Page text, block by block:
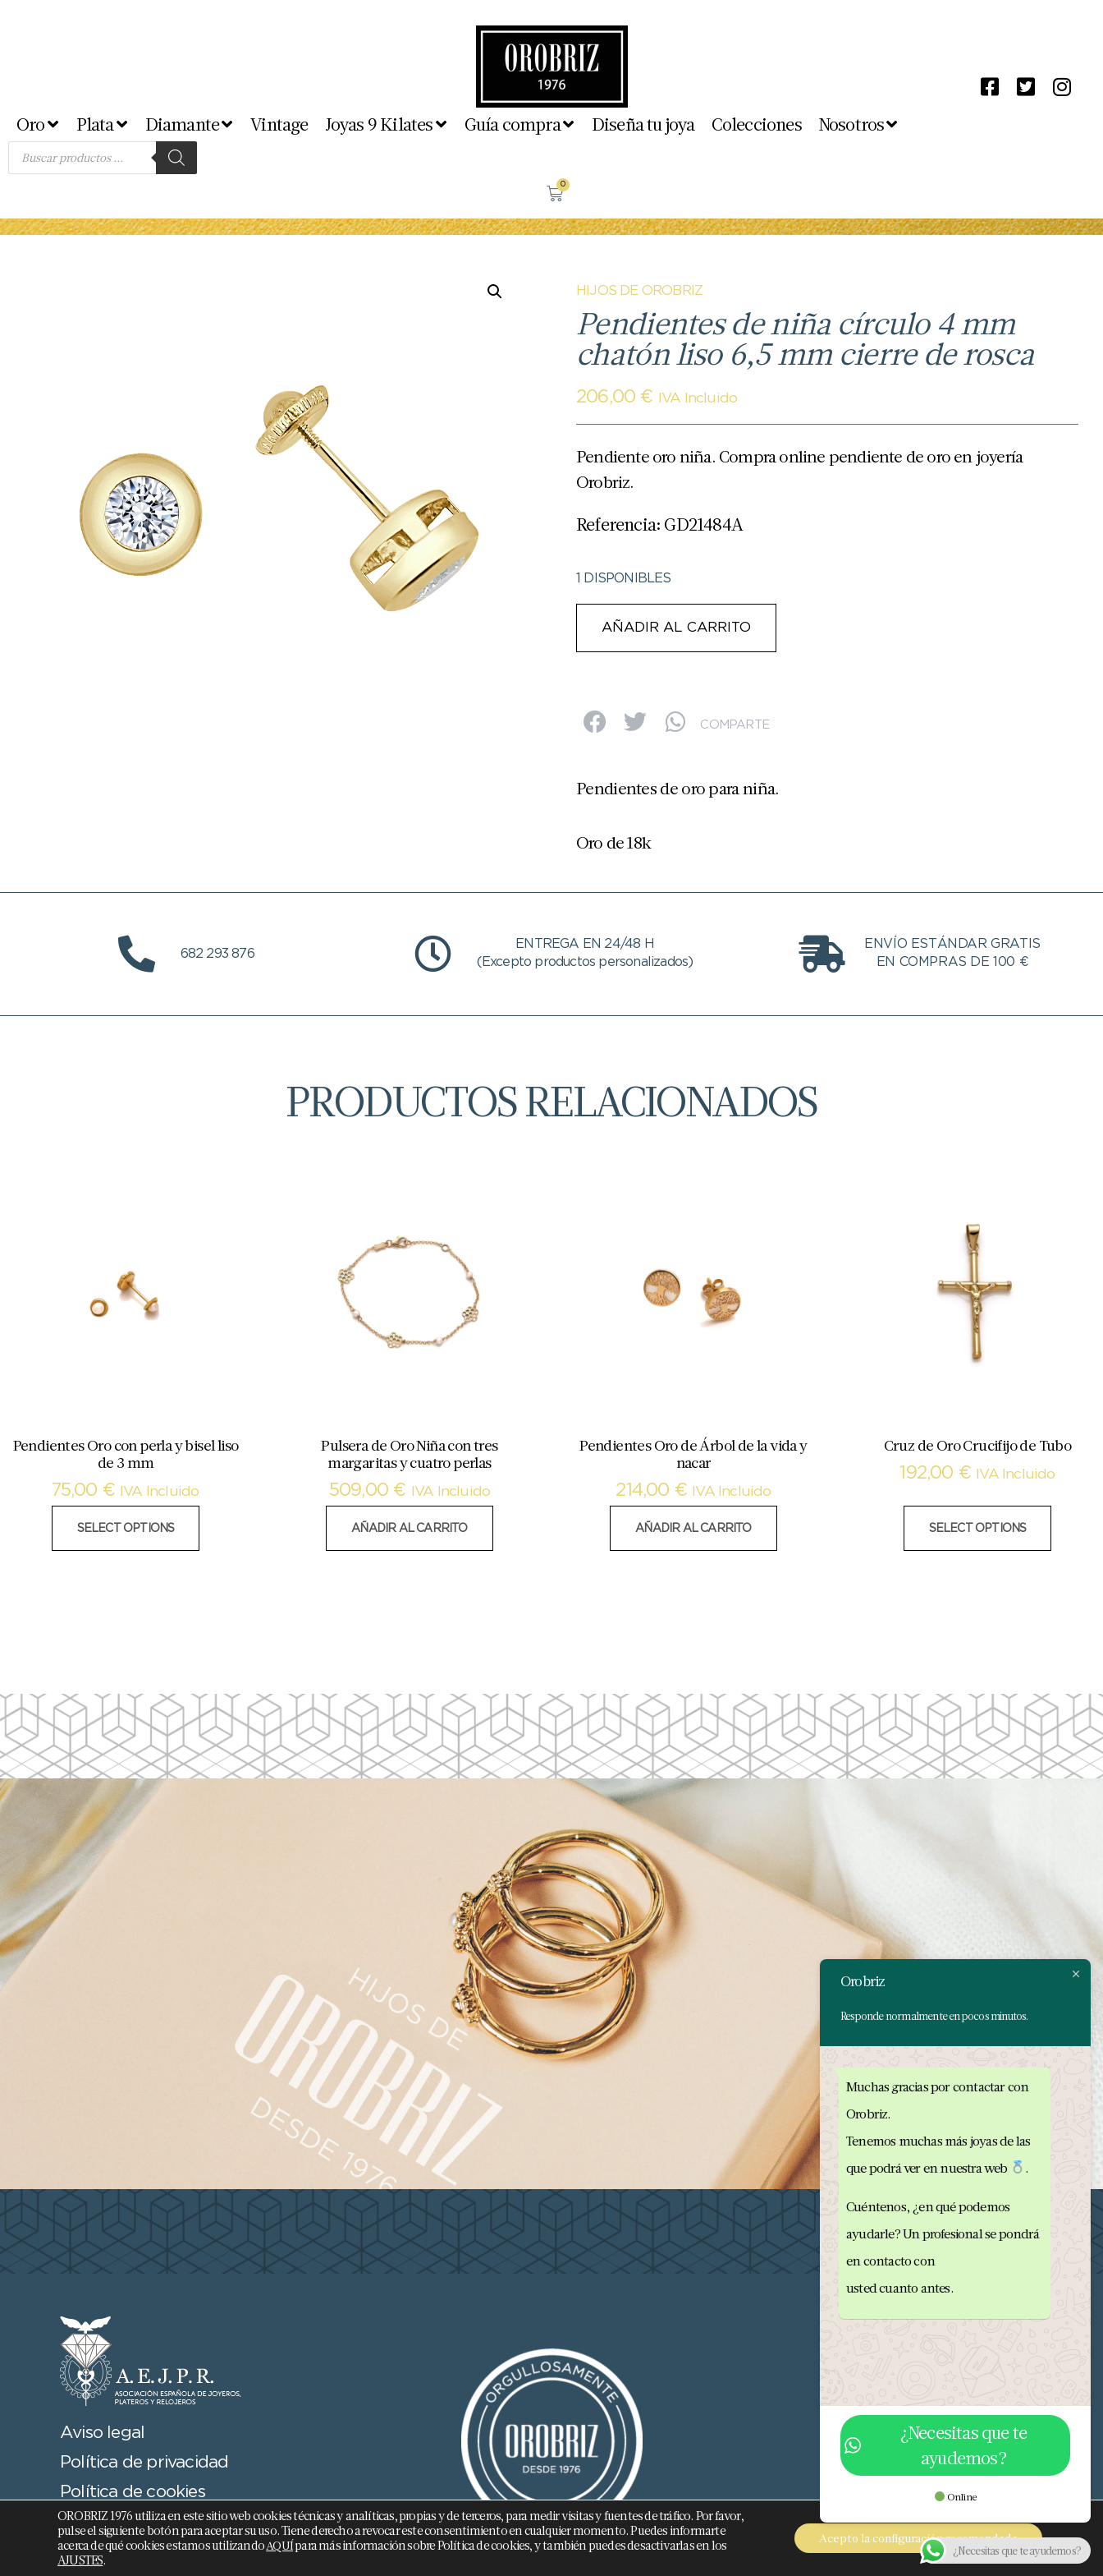
Oro Plata Diamante Vintage Joyas 9 Kilates Guía compra Diseña tu joya Colecciones Nosotros
0
HIJOS DE OROBRIZ
Pendientes de niña círculo 4 mm
chatón liso 6,5 mm cierre de rosca
206,00 € IVA Incluido
Pendiente oro niña. Compra online pendiente de oro en joyería
Orobriz.
Referencia: GD21484A
1 DISPONIBLES
AÑADIR AL CARRITO
COMPARTE
Pendientes de oro para niña.
Oro de 18k
682 293 876
ENTREGA EN 24/48 H
(Excepto productos personalizados)
ENVÍO ESTÁNDAR GRATIS
EN COMPRAS DE 100 €
PRODUCTOS RELACIONADOS
Pendientes Oro con perla y bisel liso
de 3 mm
75,00 € IVA Incluido
SELECT OPTIONS
Pulsera de Oro Niña con tres
margaritas y cuatro perlas
509,00 € IVA Incluido
AÑADIR AL CARRITO
Pendientes Oro de Árbol de la vida y
nacar
214,00 € IVA Incluido
AÑADIR AL CARRITO
Cruz de Oro Crucifijo de Tubo
192,00 € IVA Incluido
SELECT OPTIONS
Aviso legal
Política de privacidad
Política de cookies
Términos y Condiciones
682 293 876
info@orobriz.es
OROBRIZ 1976 - 2026 ©
OROBRIZ 1976 utiliza en este sitio web cookies técnicas y analíticas, propias y de terceros, para medir visitas y fuentes de tráfico. Por favor,
pulse el siguiente botón para aceptar su uso. Tiene derecho a revocar este consentimiento en cualquier momento. Puedes informarte
acerca de qué cookies estamos utilizandoAQUÍpara más información sobre Política de cookies, y también puedes desactivarlas en los
AJUSTES.
Acepto la configuración recomendada
Orobriz
Responde normalmente en pocos minutos.
Muchas gracias por contactar con
Orobriz.
Tenemos muchas más joyas de las
que podrá ver en nuestra web
.
Cuéntenos, ¿en qué podemos
ayudarle? Un profesional se pondrá
en contacto con
usted cuanto antes.
¿Necesitas que te
ayudemos?
Online
¿Necesitas que te ayudemos?